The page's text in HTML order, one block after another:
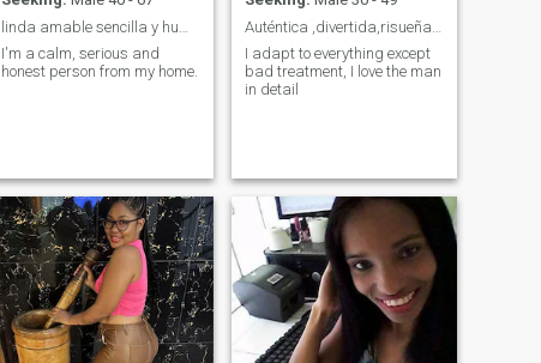
I'm a calm, serious and
honest person from my home.
I adapt to everything except
bad treatment, I love the man
in detail